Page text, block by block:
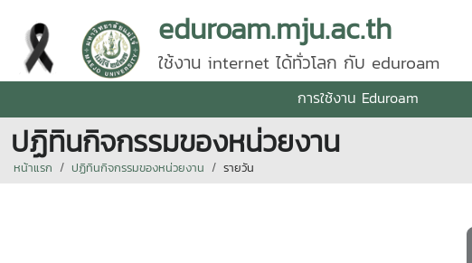
eduroam.mju.ac.th
ใช้งาน internet ได้ทั่วโลก กับ eduroam
การใช้งาน Eduroam
ปฏิทินกิจกรรมของหน่วยงาน
หน้าแรก ปฏิทินกิจกรรมของหน่วยงาน รายวัน